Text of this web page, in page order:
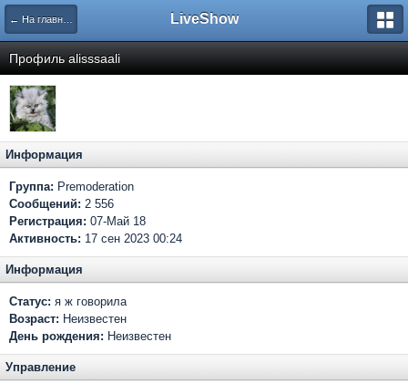
← На главную LiveShow
Профиль alisssaali
Информация
Группа: Premoderation
Сообщений: 2 556
Регистрация: 07-Май 18
Активность: 17 сен 2023 00:24
Информация
Статус: я ж говорила
Возраст: Неизвестен
День рождения: Неизвестен
Управление